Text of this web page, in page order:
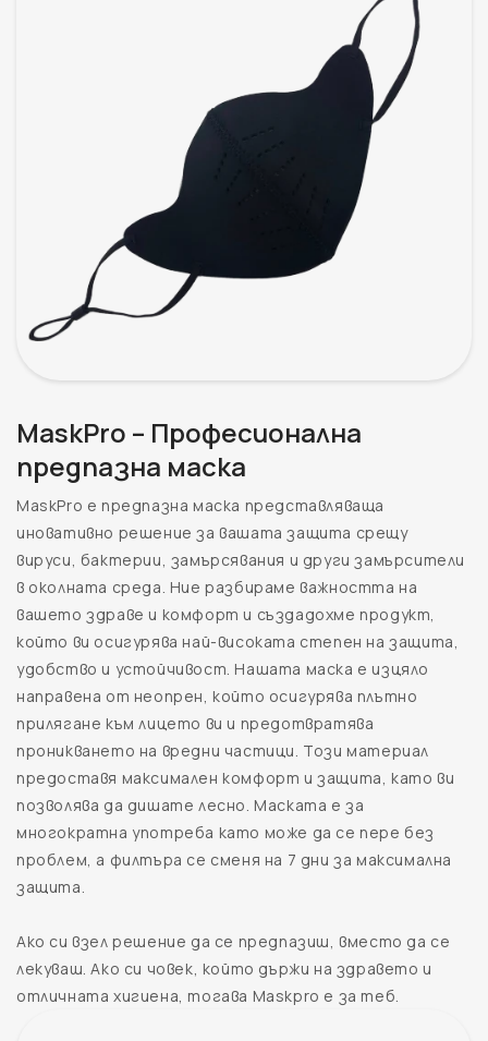
MaskPro – Професионална
предпазна маска
MaskPro е предпазна маска представляваща
иновативно решение за вашата защита срещу
вируси, бактерии, замърсявания и други замърсители
в околната среда. Ние разбираме важността на
вашето здраве и комфорт и създадохме продукт,
който ви осигурява най-високата степен на защита,
удобство и устойчивост. Нашата маска е изцяло
направена от неопрен, който осигурява плътно
прилягане към лицето ви и предотвратява
проникването на вредни частици. Този материал
предоставя максимален комфорт и защита, като ви
позволява да дишате лесно. Маската е за
многократна употреба като може да се пере без
проблем, а филтъра се сменя на 7 дни за максимална
защита.
Ако си взел решение да се предпазиш, вместо да се
лекуваш. Ако си човек, който държи на здравето и
отличната хигиена, тогава Maskpro е за теб.